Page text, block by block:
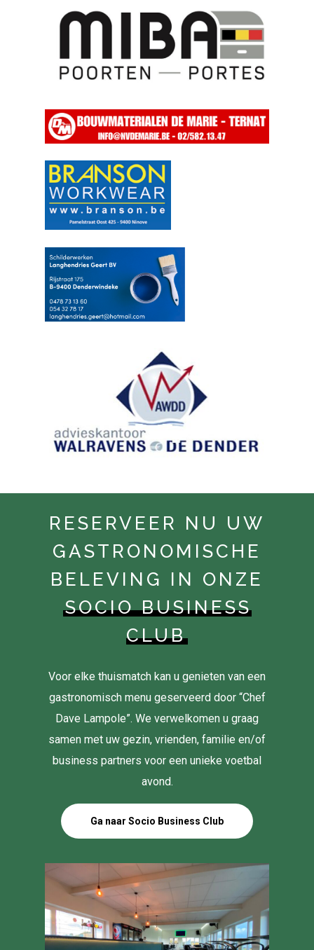
RESERVEER NU UW
GASTRONOMISCHE
BELEVING IN ONZE
SOCIO BUSINESS
CLUB
Voor elke thuismatch kan u genieten van een
gastronomisch menu geserveerd door “Chef
Dave Lampole”. We verwelkomen u graag
samen met uw gezin, vrienden, familie en/of
business partners voor een unieke voetbal
avond.
Ga naar Socio Business Club